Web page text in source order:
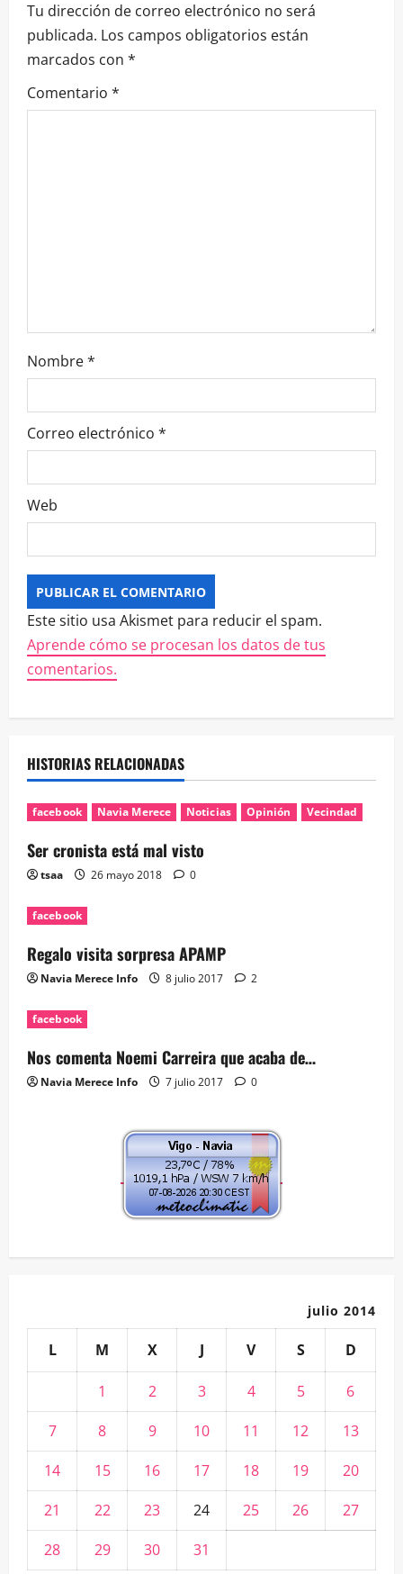
Tu dirección de correo electrónico no será
publicada. Los campos obligatorios están
marcados con *
Comentario *
Nombre*
Correo electrónico *
Web
Este sitio usa Akismet para reducir el spam.
Aprende cómo se procesan los datos de tus
comentarios.
HISTORIAS RELACIONADAS
facebook Navia Merece Noticias Opinión Vecindad
Ser cronista está mal visto
tsaa 26 mayo 2018 0
facebook
Regalo visita sorpresa APAMP
Navia Merece Info 8 julio 2017 2
facebook
Nos comenta Noemi Carreira que acaba de…
Navia Merece Info 7 julio 2017 0
julio 2014
L M X J V S D
1 2 3 4 5
6
7
8 9 10 11 12
13
14
15 16 17 18 19
20
21
22 23 24 25 26
27
28
29 30
31